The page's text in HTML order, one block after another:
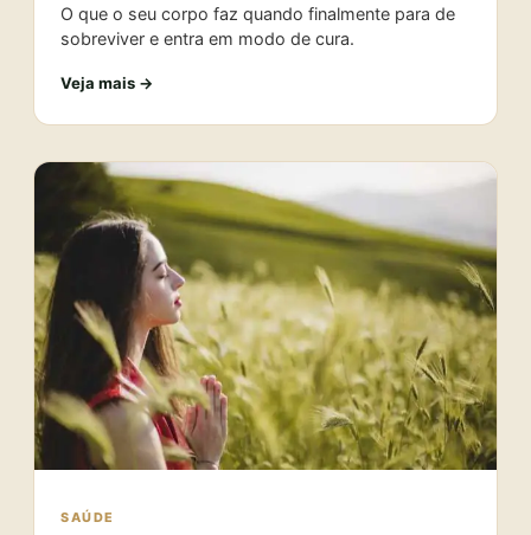
O que o seu corpo faz quando finalmente para de
sobreviver e entra em modo de cura.
Veja mais →
SAÚDE